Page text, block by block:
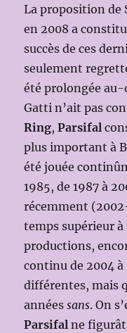
La proposition
en 2008 a
succès de ces
seulement
été prolongée au-
Gatti n’ait pas
Ring,Parsifal
plus important à
été jouée
1985, de 1987 à
récemment
temps supérieur
productions,
continu de 2004 à
différentes, mais
annéessans. On
Parsifal ne figurât